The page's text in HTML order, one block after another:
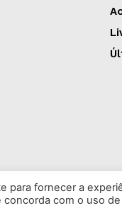
para fornecer a
concorda com o uso